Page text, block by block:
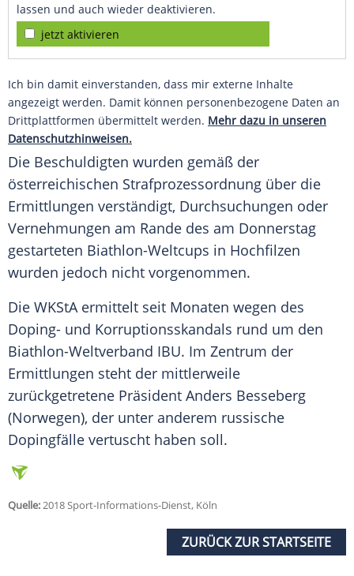
lassen und auch wieder deaktivieren.
jetzt aktivieren
Ich bin damit einverstanden, dass mir externe Inhalte
angezeigt werden. Damit können personenbezogene Daten an
Drittplattformen übermittelt werden. Mehr dazu in unseren
Datenschutzhinweisen.
Die Beschuldigten wurden gemäß der
österreichischen Strafprozessordnung über die
Ermittlungen verständigt, Durchsuchungen oder
Vernehmungen am Rande des am Donnerstag
gestarteten Biathlon-Weltcups in Hochfilzen
wurden jedoch nicht vorgenommen.
Die WKStAermittelt seit Monaten wegen des
Doping- und Korruptionsskandals rund um den
Biathlon-Weltverband IBU. Im Zentrum der
Ermittlungen steht der mittlerweile
zurückgetretene Präsident Anders Besseberg
(Norwegen), der unter anderem russische
Dopingfälle vertuscht haben soll.
Quelle:2018 Sport-Informations-Dienst, Köln
ZURÜCK ZUR STARTSEITE